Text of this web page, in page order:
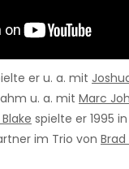
er u. a. mit
u. a. mit Marc
spielte er 1995
im Trio von